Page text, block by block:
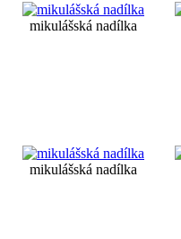
mikulášská nadílka
mikulášská nadílka